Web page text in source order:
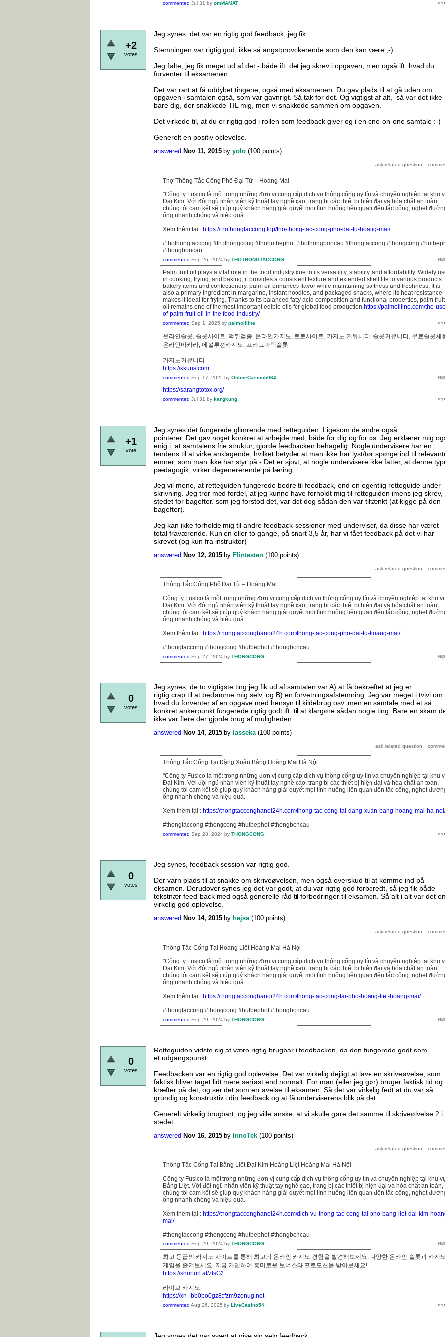
commented Jul 31 by omMAMAT
+2
votes
Jeg synes, det var en rigtig god feedback, jeg fik.
Stemningen var rigtig god, ikke så angstprovokerende som den kan være ;-)
Jeg følte, jeg fik meget ud af det - både ift. det jeg skrev i opgaven, men også ift. hvad du
forventer til eksamenen.
Det var rart at få uddybet tingene, også med eksamenen. Du gav plads til at gå uden om
opgaven i samtalen også, som var gavnrigt. Så tak for det. Og vigtigst af alt, så var det ikke
bare dig, der snakkede TIL mig, men vi snakkede sammen om opgaven.
Det virkede til, at du er rigtig god i rollen som feedback giver og i en one-on-one samtale :-)
Generelt en positiv oplevelse.
answered Nov 11, 2015 by yolo (100 points)
Thợ Thông Tắc Cống Phố Đại Từ – Hoàng Mai
"Công ty Fusico là một trong những đơn vị cung cấp dịch vụ thông cống uy tín và chuyên nghiệp tại khu
Đại Kim. Với đội ngũ nhân viên kỹ thuật tay nghề cao, trang bị các thiết bị hiện đại và hóa chất an toàn,
chúng tôi cam kết sẽ giúp quý khách hàng giải quyết mọi tình huống liên quan đến tắc cống, nghẹt
ống nhanh chóng và hiệu quả.
Xem thêm tại : https://thothongtaccong.top/tho-thong-tac-cong-pho-dai-tu-hoang-mai/
#thothongtaccong #thothongcong #thohutbephot #thothongboncau #thongtaccong #thongcong
#thongboncau
commented Sep 26, 2024 by THOTHONGTACCONG
Palm fruit oil plays a vital role in the food industry due to its versatility, stability, and affordability. Widely
in cooking, frying, and baking, it provides a consistent texture and extended shelf life to various products.
bakery items and confectionery, palm oil enhances flavor while maintaining softness and freshness. It is
also a primary ingredient in margarine, instant noodles, and packaged snacks, where its heat resistance
makes it ideal for frying. Thanks to its balanced fatty acid composition and functional properties, palm fruit
oil remains one of the most important edible oils for global food production. https://palmoilline.com/the-
of-palm-fruit-oil-in-the-food-industry/
commented Sep 1, 2025 by palmoilline
온라인슬롯, 슬롯사이트, 먹튀검증, 온라인카지노, 토토사이트, 카지노 커뮤니티, 슬롯커뮤니티, 무료슬롯체
온라인바카라, 에볼루션카지노, 프라그마틱슬롯
카지노커뮤니티
https://kkuns.com
commented Sep 17, 2025 by OnlineCasino5064
https://sarangtotox.org/
commented Jul 31 by kangkung
+1
vote
Jeg synes det fungerede glimrende med retteguiden. Ligesom de andre også
pointerer. Det gav noget konkret at arbejde med, både for dig og for os. Jeg erklærer mig
enig i, at samtalens frie struktur, gjorde feedbacken behagelig. Nogle undervisere har en
tendens til at virke anklagende, hvilket betyder at man ikke har lyst/tør spørge ind til
emner, som man ikke har styr på - Det er sjovt, at nogle undervisere ikke fatter, at denne
pædagogik, virker degenererende på læring.
Jeg vil mene, at retteguiden fungerede bedre til feedback, end en egentlig retteguide under
skrivning. Jeg tror med fordel, at jeg kunne have forholdt mig til retteguiden imens jeg skrev,
stedet for bagefter. som jeg forstod det, var det dog sådan den var tiltænkt (at kigge på den
bagefter).
Jeg kan ikke forholde mig til andre feedback-sessioner med underviser, da disse har været
total fraværende. Kun en eller to gange, på snart 3,5 år, har vi fået feedback på det vi har
skrevet (og kun fra instruktor)
answered Nov 12, 2015 by Flintesten (100 points)
Thông Tắc Cống Phố Đại Từ – Hoàng Mai
Công ty Fusico là một trong những đơn vị cung cấp dịch vụ thông cống uy tín và chuyên nghiệp tại khu
Đại Kim. Với đội ngũ nhân viên kỹ thuật tay nghề cao, trang bị các thiết bị hiện đại và hóa chất an toàn,
chúng tôi cam kết sẽ giúp quý khách hàng giải quyết mọi tình huống liên quan đến tắc cống, nghẹt
ống nhanh chóng và hiệu quả.
Xem thêm tại : https://thongtacconghanoi24h.com/thong-tac-cong-pho-dai-tu-hoang-mai/
#thongtaccong #thongcong #hutbephot #thongboncau
commented Sep 27, 2024 by THONGCONG
0
votes
Jeg synes, de to vigtigste ting jeg fik ud af samtalen var A) at få bekræftet at jeg er
rigtig crap til at bedømme mig selv, og B) en forvetningsafstemning. Jeg var meget i tvivl om
hvad du forventer af en opgave med hensyn til kildebrug osv. men en samtale med et så
konkret ankerpunkt fungerede rigtig godt ift. til at klargøre sådan nogle ting. Bare en skam
ikke var flere der gjorde brug af muligheden.
answered Nov 14, 2015 by lasseka (100 points)
Thông Tắc Cống Tại Đặng Xuân Bảng Hoàng Mai Hà Nội
"Công ty Fusico là một trong những đơn vị cung cấp dịch vụ thông cống uy tín và chuyên nghiệp tại khu
Đại Kim. Với đội ngũ nhân viên kỹ thuật tay nghề cao, trang bị các thiết bị hiện đại và hóa chất an toàn,
chúng tôi cam kết sẽ giúp quý khách hàng giải quyết mọi tình huống liên quan đến tắc cống, nghẹt
ống nhanh chóng và hiệu quả.
Xem thêm tại : https://thongtacconghanoi24h.com/thong-tac-cong-tai-dang-xuan-bang-hoang-mai-ha-noi/
#thongtaccong #thongcong #hutbephot #thongboncau
commented Sep 28, 2024 by THONGCONG
0
votes
Jeg synes, feedback session var rigtig god.
Der varn plads til at snakke om skriveøvelsen, men også overskud til at komme ind på
eksamen. Derudover synes jeg det var godt, at du var rigtig god forberedt, så jeg fik både
tekstnær feed-back med også generelle råd til forbedringer til eksamen. Så alt i alt var det en
virkelig god oplevelse.
answered Nov 14, 2015 by hejsa (100 points)
Thông Tắc Cống Tại Hoàng Liệt Hoàng Mai Hà Nội
"Công ty Fusico là một trong những đơn vị cung cấp dịch vụ thông cống uy tín và chuyên nghiệp tại khu
Đại Kim. Với đội ngũ nhân viên kỹ thuật tay nghề cao, trang bị các thiết bị hiện đại và hóa chất an toàn,
chúng tôi cam kết sẽ giúp quý khách hàng giải quyết mọi tình huống liên quan đến tắc cống, nghẹt
ống nhanh chóng và hiệu quả.
Xem thêm tại : https://thongtacconghanoi24h.com/thong-tac-cong-tai-pho-hoang-liet-hoang-mai/
#thongtaccong #thongcong #hutbephot #thongboncau
commented Sep 29, 2024 by THONGCONG
0
votes
Retteguiden vidste sig at være rigtig brugbar i feedbacken, da den fungerede godt som
et udgangspunkt.
Feedbacken var en rigtig god oplevelse. Det var virkelig dejligt at lave en skriveøvelse, som
faktisk bliver taget lidt mere seriøst end normalt. For man (eller jeg gør) bruger faktisk tid og
kræfter på det, og ser det som en øvelse til eksamen. Så det var virkelig fedt at du var så
grundig og konstruktiv i din feedback og at få underviserens blik på det.
Generelt virkelig brugbart, og jeg ville ønske, at vi skulle gøre det samme til skriveølvelse 2 i
stedet.
answered Nov 16, 2015 by InnoTek (100 points)
Thông Tắc Cống Tại Bằng Liệt Đại Kim Hoàng Liệt Hoàng Mai Hà Nội
Công ty Fusico là một trong những đơn vị cung cấp dịch vụ thông cống uy tín và chuyên nghiệp tại khu
Bằng Liệt. Với đội ngũ nhân viên kỹ thuật tay nghề cao, trang bị các thiết bị hiện đại và hóa chất an toàn,
chúng tôi cam kết sẽ giúp quý khách hàng giải quyết mọi tình huống liên quan đến tắc cống, nghẹt
ống nhanh chóng và hiệu quả.
Xem thêm tại : https://thongtacconghanoi24h.com/dich-vu-thong-tac-cong-tai-pho-bang-liet-dai-kim-
mai/
#thongtaccong #thongcong #hutbephot #thongboncau
commented Sep 29, 2024 by THONGCONG
최고 등급의 카지노 사이트를 통해 최고의 온라인 카지노 경험을 발견해보세요. 다양한 온라인 슬롯과 카지노
게임을 즐겨보세요. 지금 가입하여 흥미로운 보너스와 프로모션을 받아보세요!
https://shorturl.at/zlsG2
라이브 카지노
https://xn--bb0bo0gz8cfzm9zonug.net
commented Aug 26, 2025 by LiveCasino54
Jeg synes det var svært at give sig selv feedback.